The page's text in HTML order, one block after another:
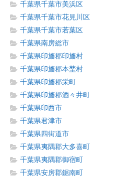
千葉県千葉市美浜区
千葉県千葉市花見川区
千葉県千葉市若葉区
千葉県南房総市
千葉県印旛郡印旛村
千葉県印旛郡本埜村
千葉県印旛郡栄町
千葉県印旛郡酒々井町
千葉県印西市
千葉県君津市
千葉県四街道市
千葉県夷隅郡大多喜町
千葉県夷隅郡御宿町
千葉県安房郡鋸南町